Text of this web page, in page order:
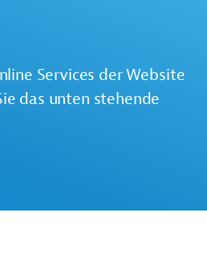
Services der Website
das unten stehende